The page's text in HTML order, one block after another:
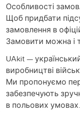
Особливості
Щоб придбати
замовлення в
Замовити можна і
UAkit —
виробництві
Ми пропонуємо
забезпечують
в польових умовах.